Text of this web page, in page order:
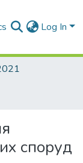
Log In
споруд